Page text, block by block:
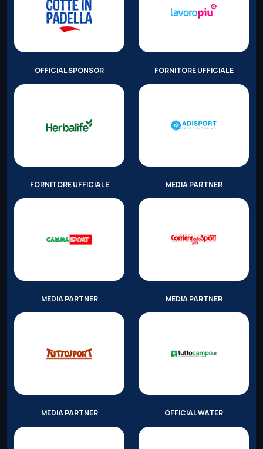
OFFICIAL SPONSOR FORNITORE UFFICIALE
FORNITORE UFFICIALE MEDIA PARTNER
MEDIA PARTNER MEDIA PARTNER
MEDIA PARTNER OFFICIAL WATER